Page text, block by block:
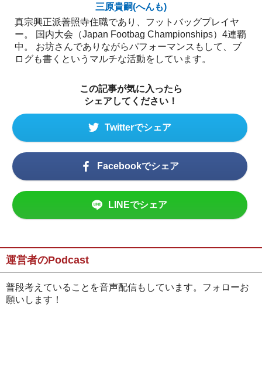
三原貴嗣(へんも)
真宗興正派善照寺住職であり、フットバッグプレイヤ
ー。 国内大会（Japan Footbag Championships）4連覇
中。 お坊さんでありながらパフォーマンスもして、ブ
ログも書くというマルチな活動をしています。
この記事が気に入ったら
シェアしてください！
Twitterでシェア
Facebookでシェア
LINEでシェア
運営者のPodcast
普段考えていることを音声配信もしています。フォローお
願いします！